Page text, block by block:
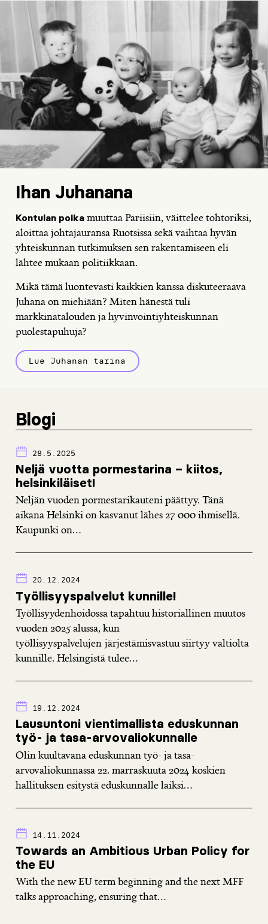
Ihan Juhanana
Kontulan poika muuttaa Pariisiin, väittelee tohtoriksi,
aloittaa johtajauransa Ruotsissa sekä vaihtaa hyvän
yhteiskunnan tutkimuksen sen rakentamiseen eli
lähtee mukaan politiikkaan.
Mikä tämä luontevasti kaikkien kanssa diskuteeraava
Juhana on miehiään? Miten hänestä tuli
markkinatalouden ja hyvinvointiyhteiskunnan
puolestapuhuja?
Lue Juhanan tarina
Blogi
28.5.2025
Neljä vuotta pormestarina – kiitos,
helsinkiläiset!
Neljän vuoden pormestarikauteni päättyy. Tänä
aikana Helsinki on kasvanut lähes 27 000 ihmisellä.
Kaupunki on...
20.12.2024
Työllisyyspalvelut kunnille!
Työllisyydenhoidossa tapahtuu historiallinen muutos
vuoden 2025 alussa, kun
työllisyyspalvelujen järjestämisvastuu siirtyy valtiolta
kunnille. Helsingistä tulee...
19.12.2024
Lausuntoni vientimallista eduskunnan
työ- ja tasa-arvovaliokunnalle
Olin kuultavana eduskunnan työ- ja tasa-
arvovaliokunnassa 22. marraskuuta 2024 koskien
hallituksen esitystä eduskunnalle laiksi...
14.11.2024
Towards an Ambitious Urban Policy for
the EU
With the new EU term beginning and the next MFF
talks approaching, ensuring that...